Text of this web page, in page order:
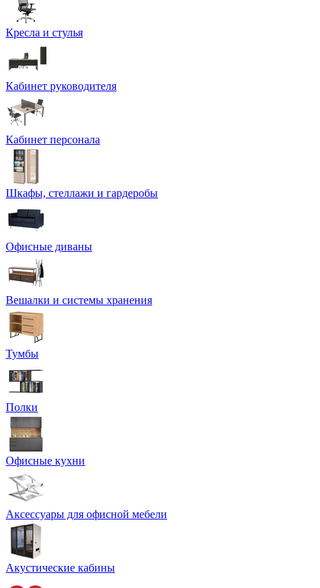
Кресла и стулья
Кабинет руководителя
Кабинет персонала
Шкафы, стеллажи и гардеробы
Офисные диваны
Вешалки и системы хранения
Тумбы
Полки
Офисные кухни
Аксессуары для офисной мебели
Акустические кабины